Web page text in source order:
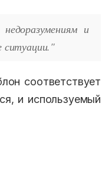
и
ситуации."
соответствует
и используемый